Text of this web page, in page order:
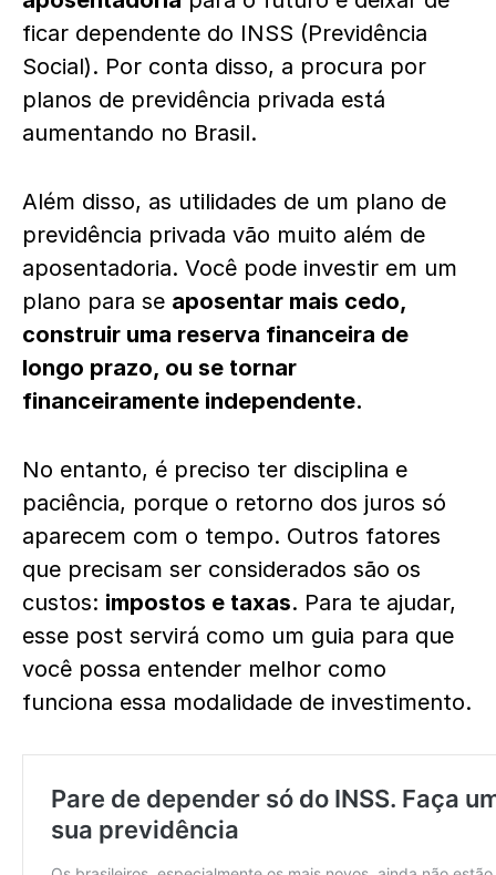
ficar dependente do INSS (Previdência
Social). Por conta disso, a procura por
planos de previdência privada está
aumentando no Brasil.
Além disso, as utilidades de um plano de
previdência privada vão muito além de
aposentadoria. Você pode investir em um
plano para se aposentar mais cedo,
construir uma reserva financeira de
longo prazo, ou se tornar
financeiramente independente.
No entanto, é preciso ter disciplina e
paciência, porque o retorno dos juros só
aparecem com o tempo. Outros fatores
que precisam ser considerados são os
custos: impostos e taxas. Para te ajudar,
esse post servirá como um guia para que
você possa entender melhor como
funciona essa modalidade de investimento.